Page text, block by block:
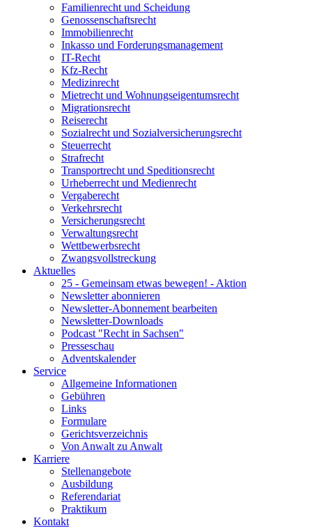
Familienrecht und Scheidung
Genossenschaftsrecht
Immobilienrecht
Inkasso und Forderungsmanagement
IT-Recht
Kfz-Recht
Medizinrecht
Mietrecht und Wohnungseigentumsrecht
Migrationsrecht
Reiserecht
Sozialrecht und Sozialversicherungsrecht
Steuerrecht
Strafrecht
Transportrecht und Speditionsrecht
Urheberrecht und Medienrecht
Vergaberecht
Verkehrsrecht
Versicherungsrecht
Verwaltungsrecht
Wettbewerbsrecht
Zwangsvollstreckung
Aktuelles
25 - Gemeinsam etwas bewegen! - Aktion
Newsletter abonnieren
Newsletter-Abonnement bearbeiten
Newsletter-Downloads
Podcast "Recht in Sachsen"
Presseschau
Adventskalender
Service
Allgemeine Informationen
Gebühren
Links
Formulare
Gerichtsverzeichnis
Von Anwalt zu Anwalt
Karriere
Stellenangebote
Ausbildung
Referendariat
Praktikum
Kontakt